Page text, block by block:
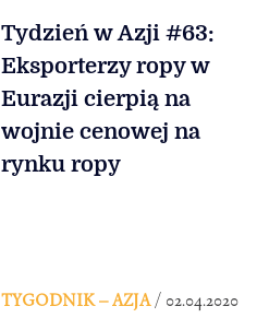
Tydzień w Azji #63:
Eksporterzy ropy w
Eurazji cierpią na
wojnie cenowej na
rynku ropy
TYGODNIK – AZJA/ 02.04.2020